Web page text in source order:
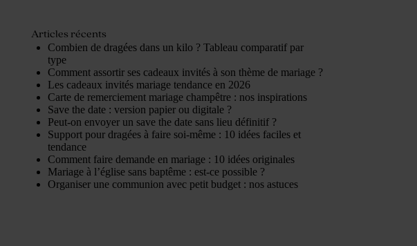
Articles récents
Combien de dragées dans un kilo ? Tableau comparatif par
type
Comment assortir ses cadeaux invités à son thème de mariage ?
Les cadeaux invités mariage tendance en 2026
Carte de remerciement mariage champêtre : nos inspirations
Save the date : version papier ou digitale ?
Peut-on envoyer un save the date sans lieu définitif ?
Support pour dragées à faire soi-même : 10 idées faciles et
tendance
Comment faire demande en mariage : 10 idées originales
Mariage à l’église sans baptême : est-ce possible ?
Organiser une communion avec petit budget : nos astuces